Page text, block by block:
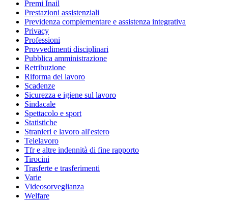
Premi Inail
Prestazioni assistenziali
Previdenza complementare e assistenza integrativa
Privacy
Professioni
Provvedimenti disciplinari
Pubblica amministrazione
Retribuzione
Riforma del lavoro
Scadenze
Sicurezza e igiene sul lavoro
Sindacale
Spettacolo e sport
Statistiche
Stranieri e lavoro all'estero
Telelavoro
Tfr e altre indennità di fine rapporto
Tirocini
Trasferte e trasferimenti
Varie
Videosorveglianza
Welfare